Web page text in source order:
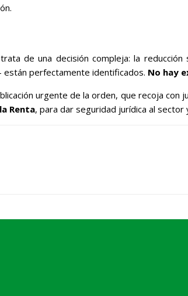
trata de una decisión compleja: la
perfectamente identificados. No hay
urgente de la orden, que recoja
Renta, para dar seguridad jurídica al